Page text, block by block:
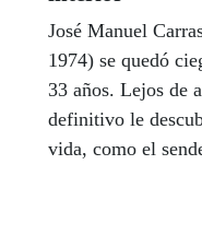
José Manuel
1974) se quedó
33 años. Lejos de
definitivo le
vida, como el